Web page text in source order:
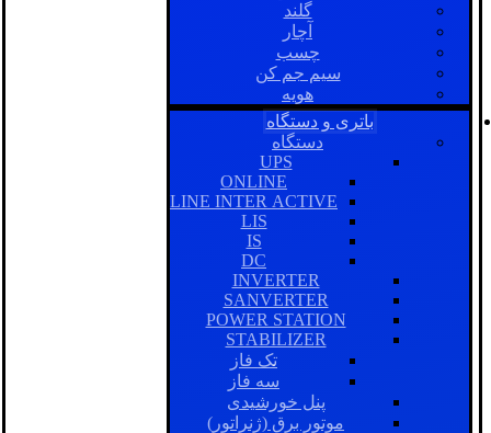
گلند
آچار
چسب
سیم جم کن
هویه
باتری و دستگاه
دستگاه
UPS
ONLINE
LINE INTER ACTIVE
LIS
IS
DC
INVERTER
SANVERTER
POWER STATION
STABILIZER
تک فاز
سه فاز
پنل خورشیدی
موتور برق (ژنراتور)